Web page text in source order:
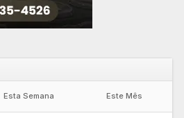
Esta Semana Este Mês